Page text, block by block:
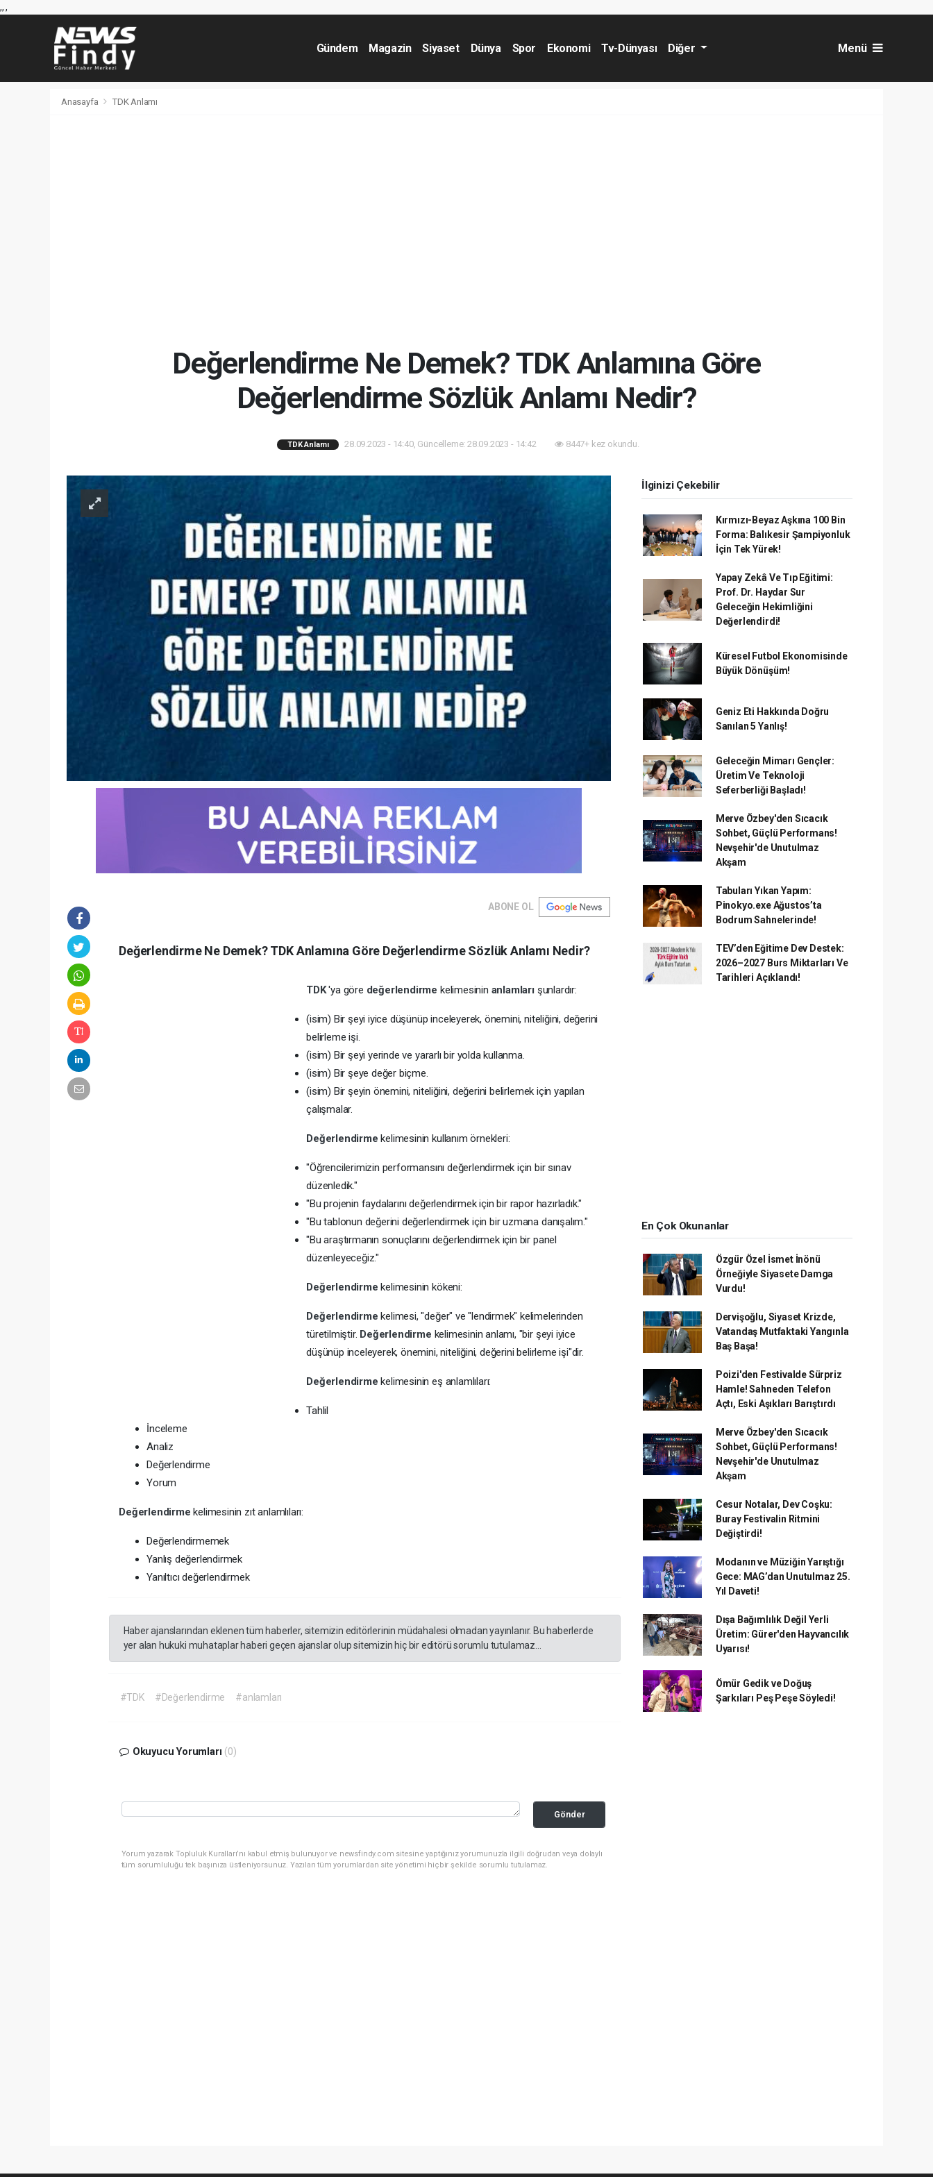
,,,
Gündem Magazin Siyaset Dünya Spor Ekonomi Tv-Dünyası Diğer Menü
Anasayfa TDK Anlamı
Değerlendirme Ne Demek? TDK Anlamına Göre
Değerlendirme Sözlük Anlamı Nedir?
TDK Anlamı 28.09.2023 - 14:40, Güncelleme: 28.09.2023 - 14:42 8447+ kez okundu.
ABONE OL
Değerlendirme Ne Demek? TDK Anlamına Göre Değerlendirme Sözlük Anlamı Nedir?
TDK'ya göre değerlendirme kelimesinin anlamları şunlardır:
(isim) Bir şeyi iyice düşünüp inceleyerek, önemini, niteliğini, değerini
belirleme işi.
(isim) Bir şeyi yerinde ve yararlı bir yolda kullanma.
(isim) Bir şeye değer biçme.
(isim) Bir şeyin önemini, niteliğini, değerini belirlemek için yapılan
çalışmalar.
Değerlendirmekelimesinin kullanım örnekleri:
"Öğrencilerimizin performansını değerlendirmek için bir sınav
düzenledik."
"Bu projenin faydalarını değerlendirmek için bir rapor hazırladık."
"Bu tablonun değerini değerlendirmek için bir uzmana danışalım."
"Bu araştırmanın sonuçlarını değerlendirmek için bir panel
düzenleyeceğiz."
Değerlendirmekelimesinin kökeni:
Değerlendirmekelimesi, "değer" ve "lendirmek" kelimelerinden
türetilmiştir. Değerlendirme kelimesinin anlamı, "bir şeyi iyice
düşünüp inceleyerek, önemini, niteliğini, değerini belirleme işi"dir.
Değerlendirmekelimesinin eş anlamlıları:
Tahlil
İnceleme
Analiz
Değerlendirme
Yorum
Değerlendirmekelimesinin zıt anlamlıları:
Değerlendirmemek
Yanlış değerlendirmek
Yanıltıcı değerlendirmek
Haber ajanslarından eklenen tüm haberler, sitemizin editörlerinin müdahalesi olmadan yayınlanır. Bu haberlerde
yer alan hukuki muhataplar haberi geçen ajanslar olup sitemizin hiç bir editörü sorumlu tutulamaz...
#TDK #Değerlendirme #anlamları
Okuyucu Yorumları (0)
Gönder
Yorum yazarak Topluluk Kuralları’nı kabul etmiş bulunuyor ve newsfindy.com sitesine yaptığınız yorumunuzla ilgili doğrudan veya dolaylı
tüm sorumluluğu tek başınıza üstleniyorsunuz. Yazılan tüm yorumlardan site yönetimi hiçbir şekilde sorumlu tutulamaz.
İlginizi Çekebilir
Kırmızı-Beyaz Aşkına 100 Bin
Forma: Balıkesir Şampiyonluk
İçin Tek Yürek!
Yapay Zekâ Ve Tıp Eğitimi:
Prof. Dr. Haydar Sur
Geleceğin Hekimliğini
Değerlendirdi!
Küresel Futbol Ekonomisinde
Büyük Dönüşüm!
Geniz Eti Hakkında Doğru
Sanılan 5 Yanlış!
Geleceğin Mimarı Gençler:
Üretim Ve Teknoloji
Seferberliği Başladı!
Merve Özbey'den Sıcacık
Sohbet, Güçlü Performans!
Nevşehir'de Unutulmaz
Akşam
Tabuları Yıkan Yapım:
Pinokyo.exe Ağustos’ta
Bodrum Sahnelerinde!
TEV’den Eğitime Dev Destek:
2026–2027 Burs Miktarları Ve
Tarihleri Açıklandı!
En Çok Okunanlar
Özgür Özel İsmet İnönü
Örneğiyle Siyasete Damga
Vurdu!
Dervişoğlu, Siyaset Krizde,
Vatandaş Mutfaktaki Yangınla
Baş Başa!
Poizi'den Festivalde Sürpriz
Hamle! Sahneden Telefon
Açtı, Eski Aşıkları Barıştırdı
Merve Özbey'den Sıcacık
Sohbet, Güçlü Performans!
Nevşehir'de Unutulmaz
Akşam
Cesur Notalar, Dev Coşku:
Buray Festivalin Ritmini
Değiştirdi!
Modanın ve Müziğin Yarıştığı
Gece: MAG’dan Unutulmaz 25.
Yıl Daveti!
Dışa Bağımlılık Değil Yerli
Üretim: Gürer'den Hayvancılık
Uyarısı!
Ömür Gedik ve Doğuş
Şarkıları Peş Peşe Söyledi!